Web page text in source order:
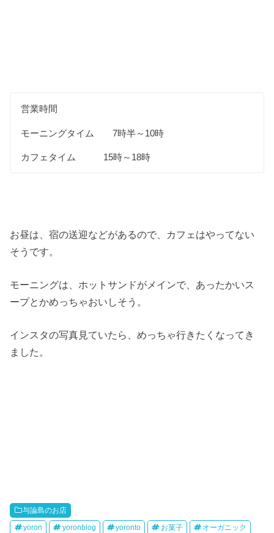
営業時間
モーニングタイム 7時半～10時
カフェタイム 15時～18時
お昼は、宿の送迎などがあるので、カフェはやってない
そうです。
モーニングは、ホットサンドがメインで、あったかいス
ープとかめっちゃおいしそう。
インスタの写真見ていたら、めっちゃ行きたくなってき
ました。
与論島のお店
yoron yoronblog yoronto お菓子 オーガニック